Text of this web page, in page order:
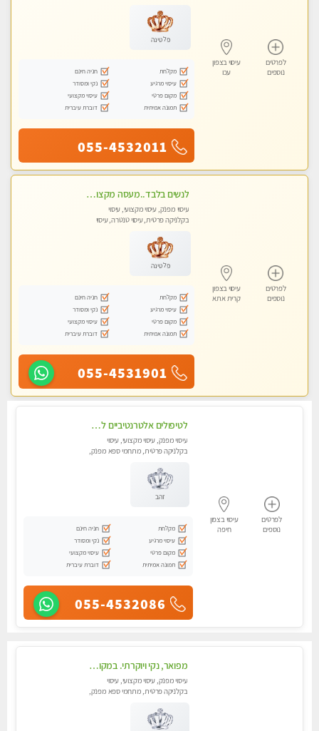
לפרטים
נוספים
עיסוי בצפון
עכו
פלטינה
מקלחת
חניה חינם
עיסוי מרגיע
נקי ומסודר
מקום פרטי
עיסוי מקצועי
תמונה אמיתית
דוברת עיברית
055-4532011
לפרטים
נוספים
עיסוי בצפון
קרית אתא
לנשים בלבד..מעסה מקצועי לנשים בלבד לעיסוי מרגיע ומפנק VIP-מומלץ לחלוטין! פרטי! ​​​​​​
עיסוי מפנק, עיסוי מקצועי, עיסוי
בקלניקה פרטית, עיסוי טנטרה, עיסוי
פלטינה
מקלחת
חניה חינם
עיסוי מרגיע
נקי ומסודר
מקום פרטי
עיסוי מקצועי
תמונה אמיתית
דוברת עיברית
055-4531901
לפרטים
נוספים
עיסוי בצפון
חיפה
לטיפולים אלטרנטיביים לעיסוי מרגיע ומפנק VIP-מומלץ לחלוטין! פרטי! ​​​​​​ Highly recommended-לקביעת תור נא להתקשר ....
עיסוי מפנק, עיסוי מקצועי, עיסוי
בקלניקה פרטית, מתחמי ספא מפנק,
זהב
מקלחת
חניה חינם
עיסוי מרגיע
נקי ומסודר
מקום פרטי
עיסוי מקצועי
תמונה אמיתית
דוברת עיברית
055-4532086
מפואר, נקי ויוקרתי. במקום מבחר מעסות מנוסות לכל סוגי העיסויים.
עיסוי מפנק, עיסוי מקצועי, עיסוי
בקלניקה פרטית, מתחמי ספא מפנק,